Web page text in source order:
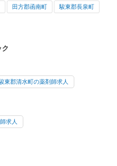
田方郡函南町 駿東郡長泉町
東郡清水町の薬剤師求人
求人